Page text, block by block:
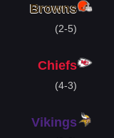
Browns
(2-5)
Chiefs
(4-3)
Vikings